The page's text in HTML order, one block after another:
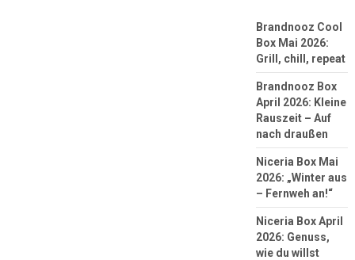
Brandnooz Cool
Box Mai 2026:
Grill, chill, repeat
Brandnooz Box
April 2026: Kleine
Rauszeit – Auf
nach draußen
Niceria Box Mai
2026: „Winter aus
– Fernweh an!“
Niceria Box April
2026: Genuss,
wie du willst